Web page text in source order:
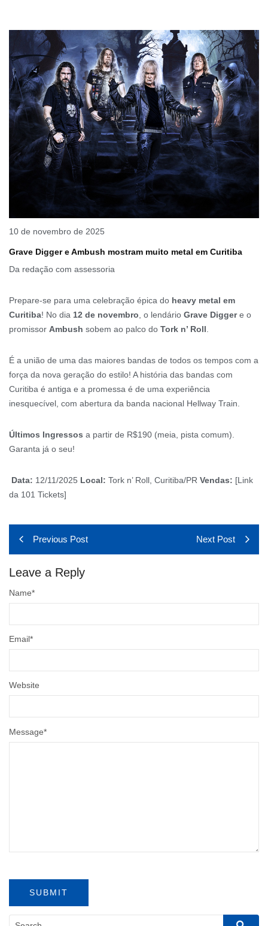
10 de novembro de 2025
Grave Digger e Ambush mostram muito metal em Curitiba
Da redação com assessoria
Prepare-se para uma celebração épica do heavy metal em
Curitiba! No dia 12 de novembro , o lendário Grave Diggere o
promissor Ambush sobem ao palco do Tork n’ Roll
É a união de uma das maiores bandas de todos os tempos com a
força da nova geração do estilo! A história das bandas com
Curitiba é antiga e a promessa é de uma experiência
inesquecível, com abertura da banda nacional Hellway Train.
Últimos Ingressos a partir de R$190 (meia, pista comum).
Garanta já o seu!
Data: 12/11/2025 Local: Tork n’ Roll, Curitiba/PR Vendas: [Link
da 101 Tickets]
Previous Post Next Post
Leave a Reply
Message*
Name*
Email*
Website